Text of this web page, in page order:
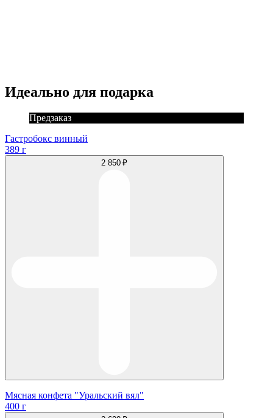
Идеально для подарка
Предзаказ
Гастробокс винный
389 г
2 850 ₽
Мясная конфета "Уральский вял"
400 г